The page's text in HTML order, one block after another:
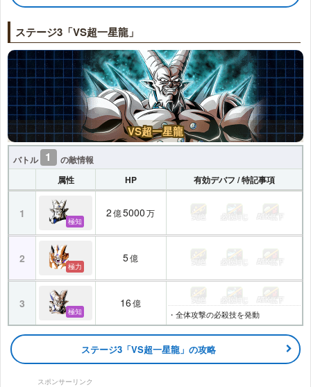
ステージ3「VS超一星龍」
VS超一星龍
バトル 1
の敵情報
属性
HP 有効デバフ / 特記事項
1
極知
2億5000万 気絶 必殺封じ ATK低下
2
極力
5億 気絶 必殺封じ ATK低下
3
極知
16億 気絶 必殺封じ ATK低下
・全体攻撃の必殺技を発動
ステージ3「VS超一星龍」の攻略
スポンサーリンク